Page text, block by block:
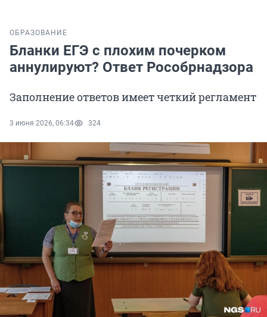
ОБРАЗОВАНИЕ
Бланки ЕГЭ с плохим почерком
аннулируют? Ответ Рособрнадзора
Заполнение ответов имеет четкий регламент
3 июня 2026, 06:34 324